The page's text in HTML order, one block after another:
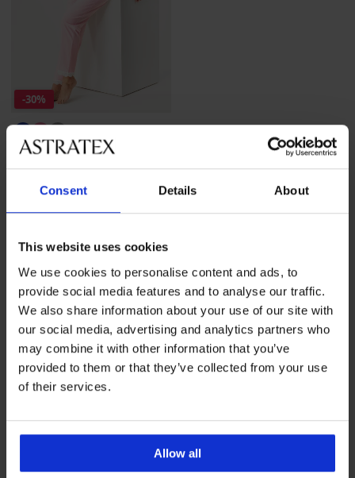
Consent Details About
This website uses cookies
We use cookies to personalise content and ads, to
provide social media features and to analyse our traffic.
We also share information about your use of our site with
our social media, advertising and analytics partners who
may combine it with other information that you’ve
provided to them or that they’ve collected from your use
of their services.
Allow all
-30%
Памучна пижама за
бременни Harriet дълга
Намаление
46,19 € (90,34 лв.) Първоначална цена
Най-популярните марки
Kinderly
синьо
розово сиво
Най-често избираните размери